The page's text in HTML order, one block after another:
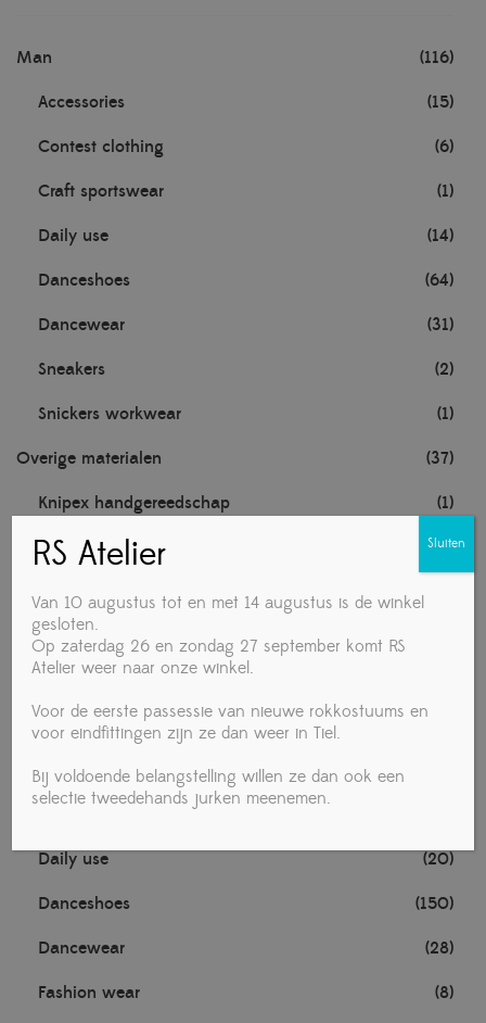
Man (116)
Accessories (15)
Contest clothing (6)
Craft sportswear (1)
Daily use (14)
Danceshoes (64)
Dancewear (31)
Sneakers (2)
Snickers workwear (1)
Overige materialen (37)
Knipex handgereedschap (1)
Noten (1)
TECHNISCHE MATERIALEN
Towa handschoenen
Vrouw
Accessories
Daily use (20)
Danceshoes (150)
Dancewear (28)
Fashion wear (8)
RS Atelier
Van 10 augustus tot en met 14 augustus is de winkel
gesloten.
Op zaterdag 26 en zondag 27 september komt RS
Atelier weer naar onze winkel.
Voor de eerste passessie van nieuwe rokkostuums en
voor eindfittingen zijn ze dan weer in Tiel.
Bij voldoende belangstelling willen ze dan ook een
selectie tweedehands jurken meenemen.
Sluiten